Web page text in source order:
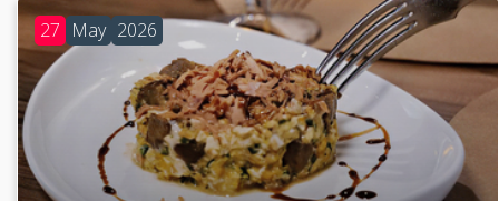
27 May 2026